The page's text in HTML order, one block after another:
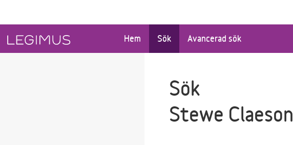
Hem Sök Avancerad sök
Sök
Stewe Claeson